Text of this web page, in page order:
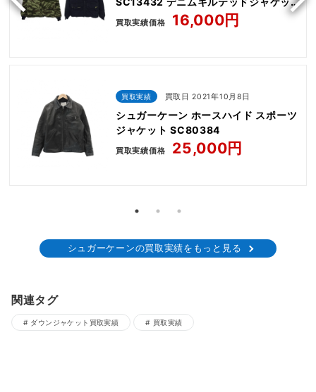
ト
買取実績価格 16,000円
買取実績 買取日 2021年10月8日
シュガーケーン ホースハイド スポーツ
ジャケット SC80384
買取実績価格 25,000円
シュガーケーンの買取実績をもっと見る
関連タグ
ダウンジャケット買取実績 買取実績